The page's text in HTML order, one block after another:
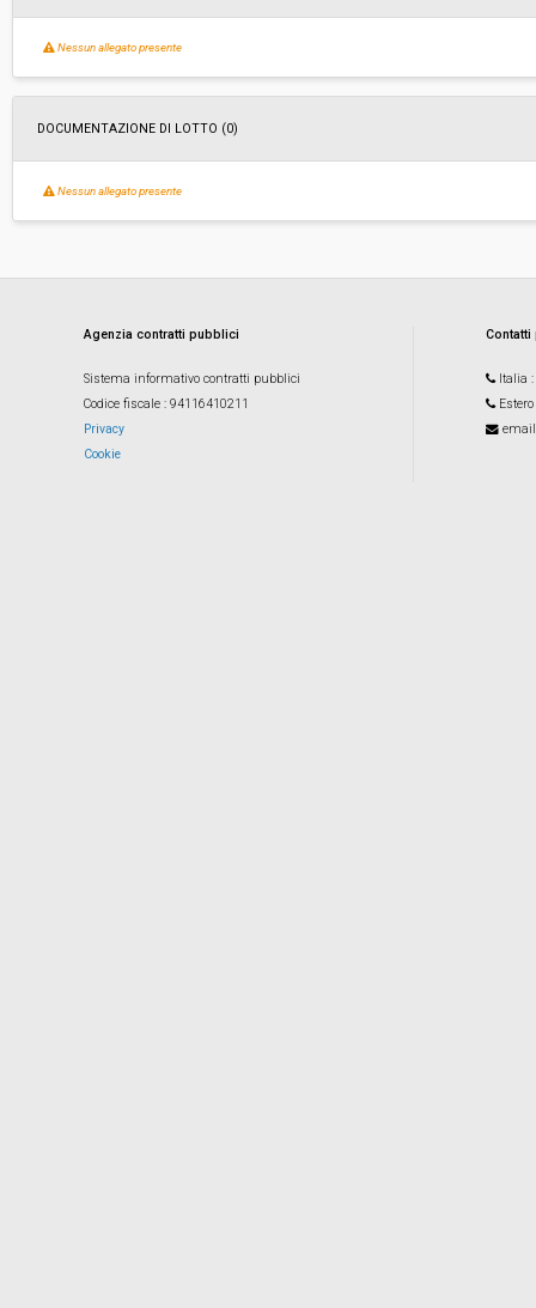
Nessun allegato presente
DOCUMENTAZIONE DI LOTTO (0)
Nessun allegato presente
Agenzia contratti pubblici
Sistema informativo contratti pubblici
Codice fiscale : 94116410211
Privacy
Cookie
Italia
Estero
email